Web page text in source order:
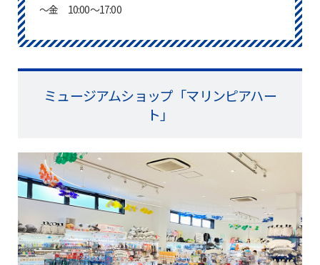
～金 10:00～17:00
ミュージアムショップ「マリンピアハー
ト」